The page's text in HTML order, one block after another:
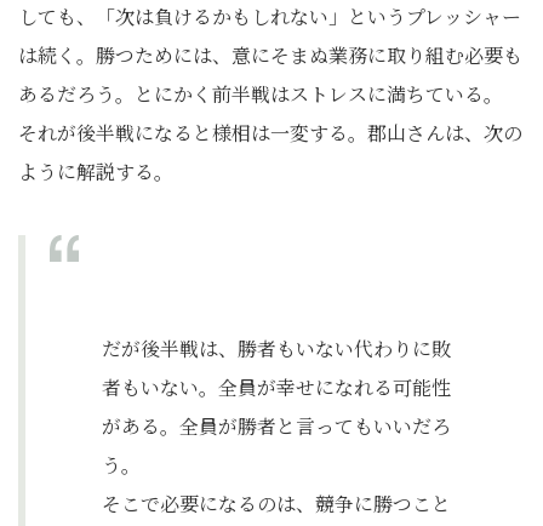
しても、「次は負けるかもしれない」というプレッシャー
は続く。勝つためには、意にそまぬ業務に取り組む必要も
あるだろう。とにかく前半戦はストレスに満ちている。
それが後半戦になると様相は一変する。郡山さんは、次の
ように解説する。
だが後半戦は、勝者もいない代わりに敗
者もいない。全員が幸せになれる可能性
がある。全員が勝者と言ってもいいだろ
う。
そこで必要になるのは、競争に勝つこと